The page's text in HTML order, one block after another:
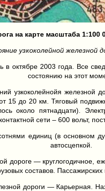
на карте масштаба 1:100
узкоколейной железной
в октябре 2003 года. Все
состоянию на этот
узкоколейнойя железной
15 до 20 км. Тяговый
около пятнадцати).
контактной сети – 600 вольт,
единиц (в основном
автосцепкой.
дороге — круглогодичное,
составов.
дороги — Карьерная.